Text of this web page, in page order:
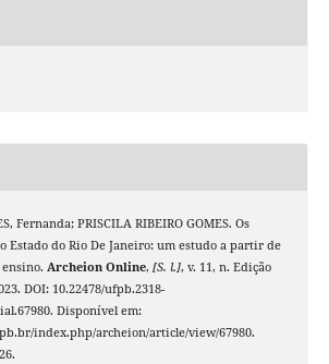
Fernanda; PRISCILA RIBEIRO GOMES. Os
Estado do Rio De Janeiro: um estudo a partir de
Archeion Online, [S. l.], v. 11, n. Edição
DOI: 10.22478/ufpb.2318-
Disponível em:
index.php/archeion/article/view/67980.